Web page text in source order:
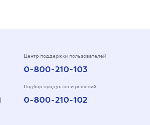
Центр поддержки пользователей
0-800-210-103
Подбор продуктов и решений
0-800-210-102